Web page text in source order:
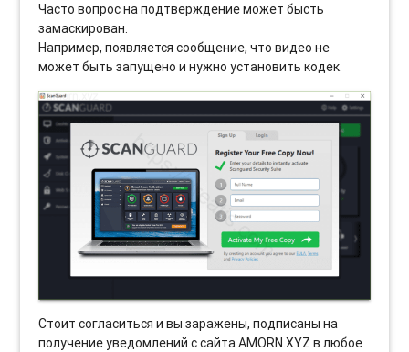
Часто вопрос на подтверждение может бысть
замаскирован.
Например, появляется сообщение, что видео не
может быть запущено и нужно установить кодек.
Стоит согласиться и вы заражены, подписаны на
получение уведомлений с сайта AMORN.XYZ в любое